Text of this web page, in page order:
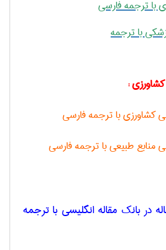
با ترجمه فارسی
با ترجمه
کشاورزی با ترجمه فارسی
منابع طبیعی با ترجمه فارسی
در بانک مقاله انگلیسی با ترجمه